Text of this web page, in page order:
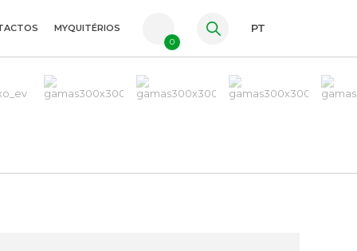
ES
MYQUITÉRIOS
0
PT